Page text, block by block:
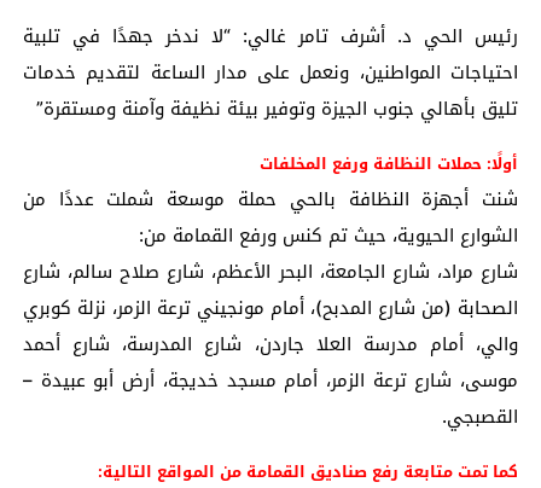
رئيس الحي د. أشرف تامر غالي: “لا ندخر جهدًا في تلبية
احتياجات المواطنين، ونعمل على مدار الساعة لتقديم خدمات
تليق بأهالي جنوب الجيزة وتوفير بيئة نظيفة وآمنة ومستقرة”
أولًا: حملات النظافة ورفع المخلفات
شنت أجهزة النظافة بالحي حملة موسعة شملت عددًا من
الشوارع الحيوية، حيث تم كنس ورفع القمامة من:
شارع مراد، شارع الجامعة، البحر الأعظم، شارع صلاح سالم، شارع
الصحابة (من شارع المدبح)، أمام مونجيني ترعة الزمر، نزلة كوبري
والي، أمام مدرسة العلا جاردن، شارع المدرسة، شارع أحمد
موسى، شارع ترعة الزمر، أمام مسجد خديجة، أرض أبو عبيدة –
القصبجي.
كما تمت متابعة رفع صناديق القمامة من المواقع التالية: